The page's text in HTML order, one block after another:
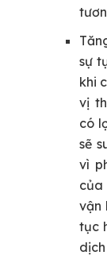
sự
khi
vị
có
sẽ
vì
vận
tục